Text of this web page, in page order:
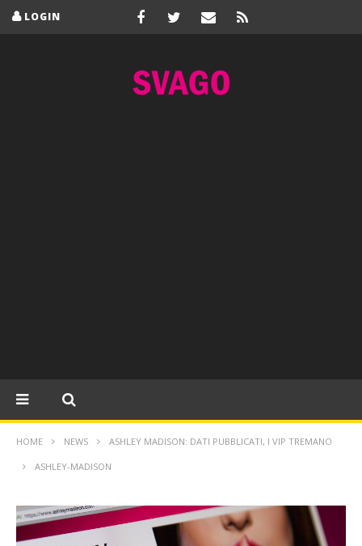
LOGIN
HOME NEWS ASHLEY MADISON: DATI PUBBLICATI, I VIP TREMANO
ASHLEY-MADISON